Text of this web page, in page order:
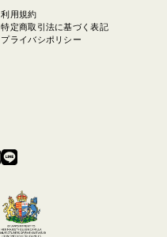
利用規約
特定商取引法に基づく表記
プライバシポリシー